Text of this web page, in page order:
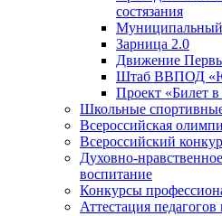
состязания
Муниципальный
Зарница 2.0
Движение
Штаб ВВПОД
Проект «Билет в
Школьные
Всероссийская
Всероссийский
Духовно-
воспитание
Конкурсы
Аттестация